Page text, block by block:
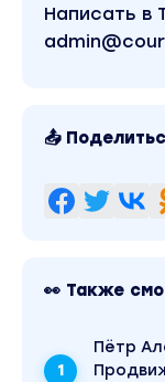
Написать в
📤
👀 Также
Пётр